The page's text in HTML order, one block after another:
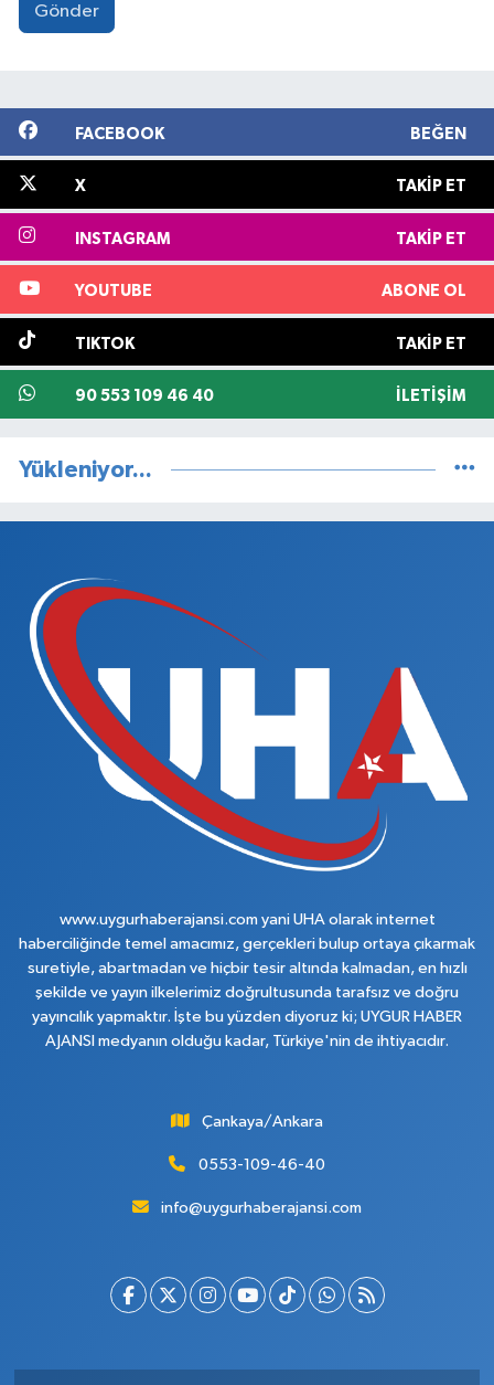
Gönder
FACEBOOK BEĞEN
X TAKIP ET
INSTAGRAM TAKIP ET
YOUTUBE ABONE OL
TIKTOK TAKIP ET
90 553 109 46 40 İLETIŞIM
Yükleniyor...
www.uygurhaberajansi.com yani UHA olarak internet
haberciliğinde temel amacımız, gerçekleri bulup ortaya çıkarmak
suretiyle, abartmadan ve hiçbir tesir altında kalmadan, en hızlı
şekilde ve yayın ilkelerimiz doğrultusunda tarafsız ve doğru
yayıncılık yapmaktır. İşte bu yüzden diyoruz ki; UYGUR HABER
AJANSI medyanın olduğu kadar, Türkiye'nin de ihtiyacıdır.
Çankaya/Ankara
0553-109-46-40
info@uygurhaberajansi.com